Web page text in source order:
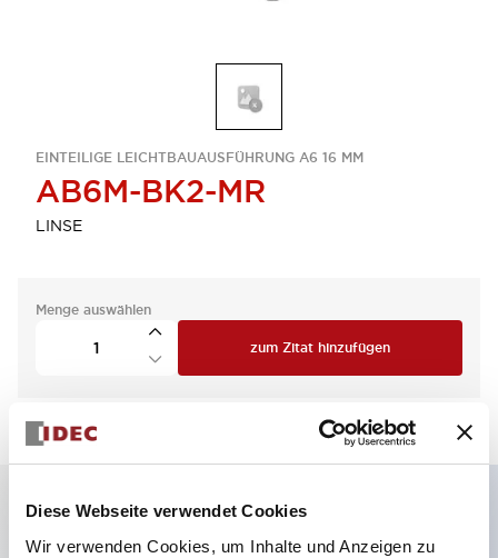
Diese Webseite verwendet Cookies
Wir verwenden Cookies, um Inhalte und Anzeigen zu
EINTEILIGE LEICHTBAUAUSFÜHRUNG A6 16 MM
AB6M-BK2-MR
LINSE
Menge auswählen
zum Zitat hinzufügen
Hauptmerkmale